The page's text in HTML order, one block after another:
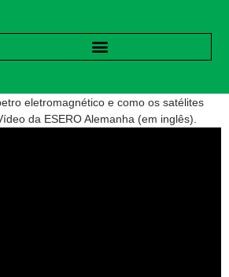
eletromagnético e como os satélites
da ESERO Alemanha (em inglês).